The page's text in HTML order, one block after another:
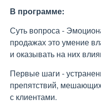
В программе:
Суть вопроса -
продажах это умение
и оказывать на них
Первые шаги -
препятствий,
с клиентами.